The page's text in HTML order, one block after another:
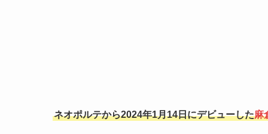
ネオポルテから2024年1月14日にデビューした麻